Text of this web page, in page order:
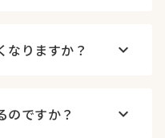
なりますか？ keyboard_arrow_down
のですか？ keyboard_arrow_down